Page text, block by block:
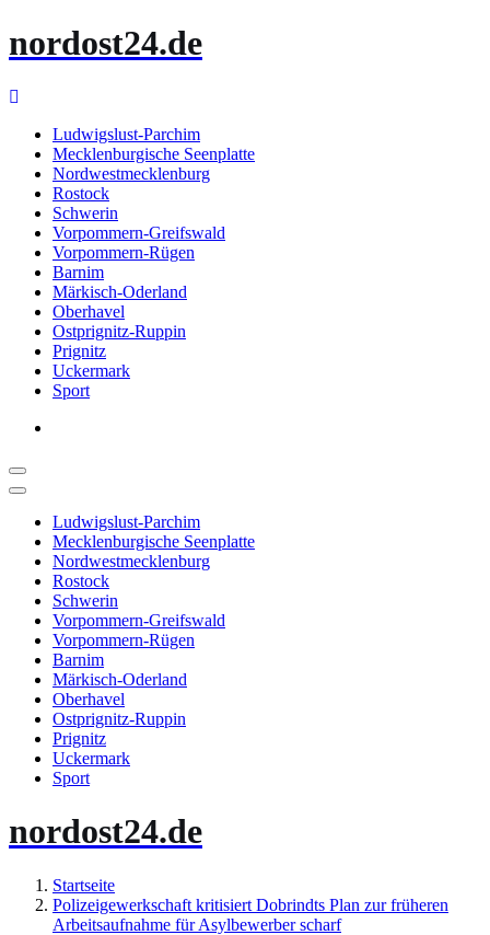
Inhalt
nordost24.de
Ludwigslust-Parchim
Mecklenburgische Seenplatte
Nordwestmecklenburg
Rostock
Schwerin
Vorpommern-Greifswald
Vorpommern-Rügen
Barnim
Märkisch-Oderland
Oberhavel
Ostprignitz-Ruppin
Prignitz
Uckermark
Sport
Ludwigslust-Parchim
Mecklenburgische Seenplatte
Nordwestmecklenburg
Rostock
Schwerin
Vorpommern-Greifswald
Vorpommern-Rügen
Barnim
Märkisch-Oderland
Oberhavel
Ostprignitz-Ruppin
Prignitz
Uckermark
Sport
nordost24.de
Startseite
Polizeigewerkschaft kritisiert Dobrindts Plan zur früheren
Arbeitsaufnahme für Asylbewerber scharf